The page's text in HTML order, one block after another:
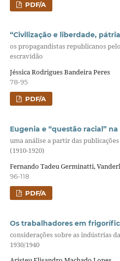
PDF/A
“Civilização e liberdade,
os propagandistas republicanos
escravidão
Jéssica Rodrigues Bandeira Peres
78-95
PDF/A
Eugenia e “questão racial”
uma análise a partir das
(1910-1920)
Fernando Tadeu Germinatti,
96-118
PDF/A
Os trabalhadores em
considerações sobre as indústrias
1930/1940